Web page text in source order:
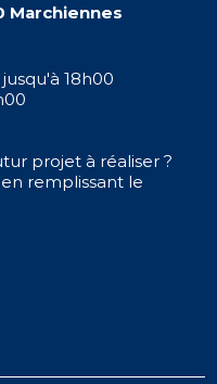
Marchiennes
18h00
projet à réaliser ?
remplissant le